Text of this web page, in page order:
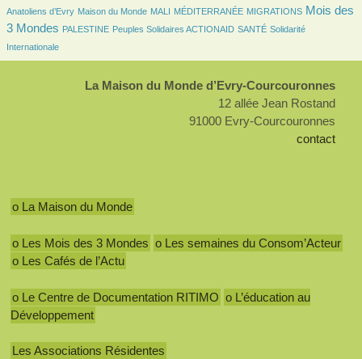
Anatoliens d’Evry
94/2665 Maison du Monde
19/2665 MALI
6/2665 MÉDITERRANÉE
141/2665 MIGRATIONS
1245/2665
Mois des
3 Mondes
140/2665 PALESTINE
146/2665 Peuples Solidaires ACTIONAID
146/2665 SANTÉ
289/2665
Solidarité
Internationale
La Maison du Monde d’Evry-Courcouronnes
12 allée Jean Rostand
91000 Evry-Courcouronnes
contact
o La Maison du Monde
o Les Mois des 3 Mondes o Les semaines du Consom’Acteur
o Les Cafés de l’Actu
o Le Centre de Documentation RITIMO o L’éducation au
Développement
Les Associations Résidentes